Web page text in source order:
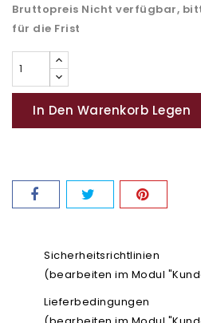
Bruttopreis Nicht verfügbar,
für die Frist
In Den Warenkorb Legen
Sicherheitsrichtlinien
(bearbeiten im Modul
Lieferbedingungen